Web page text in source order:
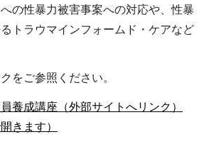
の性暴力被害事案への対応や、性暴
トラウマインフォームド・ケアなど
をご参照ください。
養成講座（外部サイトへリンク）
きます）